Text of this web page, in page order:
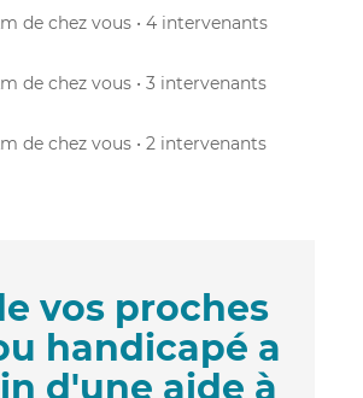
de chez vous • 4 intervenants
de chez vous • 3 intervenants
de chez vous • 2 intervenants
vos proches
handicapé a
d'une aide à